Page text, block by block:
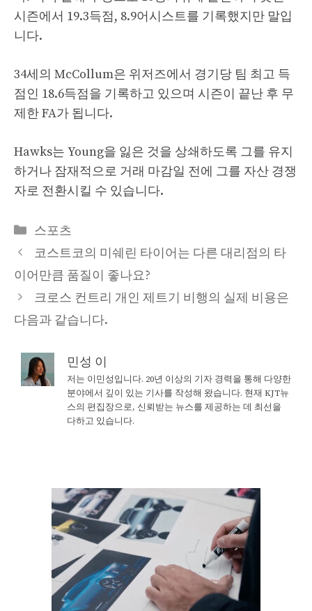
시즌에서 19.3득점, 8.9어시스트를 기록했지만 말입
니다.
34세의 McCollum은 위저즈에서 경기당 팀 최고 득
점인 18.6득점을 기록하고 있으며 시즌이 끝난 후 무
제한 FA가 됩니다.
Hawks는 Young을 잃은 것을 상쇄하도록 그를 유지
하거나 잠재적으로 거래 마감일 전에 그를 자산 경쟁
자로 전환시킬 수 있습니다.
Categories
스포츠
코스트코의 미쉐린 타이어는 다른 대리점의 타
이어만큼 품질이 좋나요?
크로스 컨트리 개인 제트기 비행의 실제 비용은
다음과 같습니다.
민성 이
저는 이민성입니다. 20년 이상의 기자 경력을 통해 다양한
분야에서 깊이 있는 기사를 작성해 왔습니다. 현재 KJT뉴
스의 편집장으로, 신뢰받는 뉴스를 제공하는 데 최선을
다하고 있습니다.